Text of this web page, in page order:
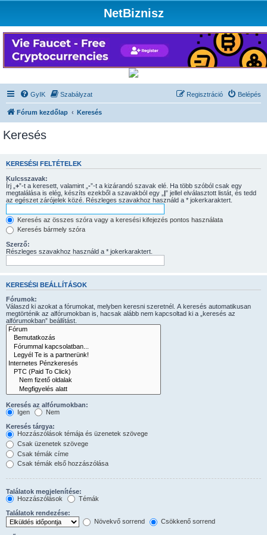
NetBiznisz
GyIK Szabályzat Belépés
Regisztráció
Fórum kezdőlap Keresés
Keresés
KERESÉSI FELTÉTELEK
Kulcsszavak:
Írj „ +”-t a keresett, valamint „ -”-t a kizárandó szavak elé. Ha több szóból csak egy
megtalálása is elég, készíts ezekből a szavakból egy „ |” jellel elválasztott listát, és tedd
az egészet zárójelek közé. Részleges szavakhoz használd a * jokerkaraktert.
Keresés az összes szóra vagy a keresési kifejezés pontos használata
Keresés bármely szóra
Szerző:
Részleges szavakhoz használd a * jokerkaraktert.
KERESÉSI BEÁLLÍTÁSOK
Fórumok:
Válaszd ki azokat a fórumokat, melyben keresni szeretnél. A keresés automatikusan
megtörténik az alfórumokban is, hacsak alább nem kapcsoltad ki a „keresés az
alfórumokban” beállítást.
Keresés az alfórumokban:
Igen
Nem
Keresés tárgya:
Hozzászólások témája és üzenetek szövege
Csak üzenetek szövege
Csak témák címe
Csak témák első hozzászólása
Találatok megjelenítése:
Hozzászólások
Témák
Találatok rendezése:
Növekvő sorrend
Csökkenő sorrend